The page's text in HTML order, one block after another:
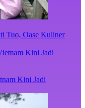
Tuo, Oase Kuliner
Kini Jadi